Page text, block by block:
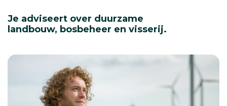
Je adviseert over duurzame
landbouw, bosbeheer en visserij.